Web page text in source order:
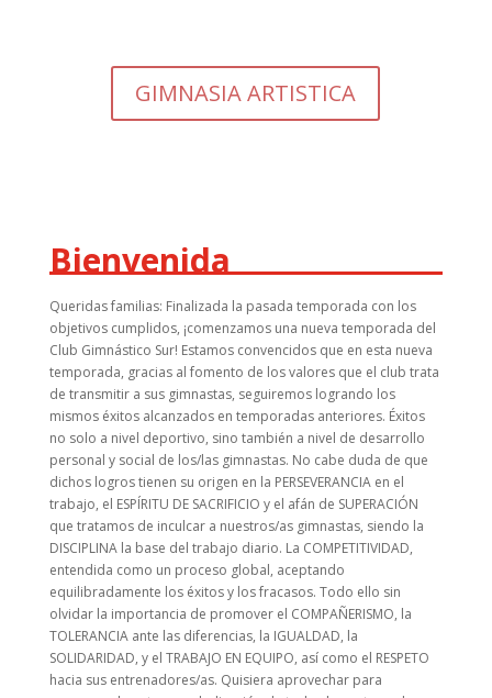
GIMNASIA ARTISTICA
Bienvenida
Queridas familias: Finalizada la pasada temporada con los
objetivos cumplidos, ¡comenzamos una nueva temporada del
Club Gimnástico Sur! Estamos convencidos que en esta nueva
temporada, gracias al fomento de los valores que el club trata
de transmitir a sus gimnastas, seguiremos logrando los
mismos éxitos alcanzados en temporadas anteriores. Éxitos
no solo a nivel deportivo, sino también a nivel de desarrollo
personal y social de los/las gimnastas. No cabe duda de que
dichos logros tienen su origen en la PERSEVERANCIA en el
trabajo, el ESPÍRITU DE SACRIFICIO y el afán de SUPERACIÓN
que tratamos de inculcar a nuestros/as gimnastas, siendo la
DISCIPLINA la base del trabajo diario. La COMPETITIVIDAD,
entendida como un proceso global, aceptando
equilibradamente los éxitos y los fracasos. Todo ello sin
olvidar la importancia de promover el COMPAÑERISMO, la
TOLERANCIA ante las diferencias, la IGUALDAD, la
SOLIDARIDAD, y el TRABAJO EN EQUIPO, así como el RESPETO
hacia sus entrenadores/as. Quisiera aprovechar para